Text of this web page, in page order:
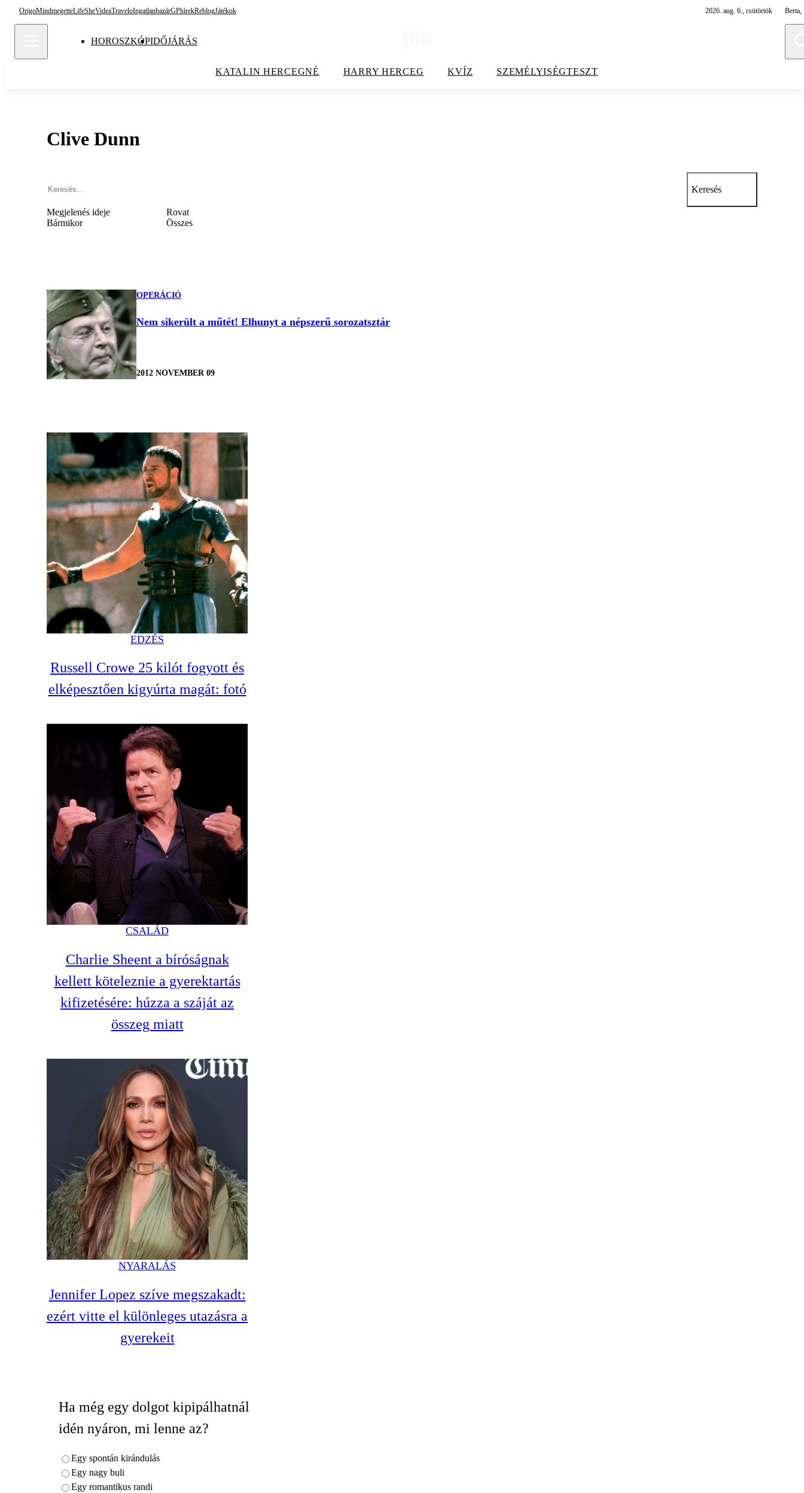
OrigoMindmegetteLifeSheVideaTraveloIngatlanbazárGPhírekReblogJátékok 2026. aug. 6., csütörtök Berta,
HOROSZKÓPIDŐJÁRÁS
KATALIN HERCEGNÉ HARRY HERCEG KVÍZ SZEMÉLYISÉGTESZT
Clive Dunn
Keresés
Megjelenés ideje
Bármikor
Rovat
Összes
OPERÁCIÓ
Nem sikerült a műtét! Elhunyt a népszerű sorozatsztár
2012 NOVEMBER 09
EDZÉS
Russell Crowe 25 kilót fogyott és
elképesztően kigyúrta magát: fotó
CSALÁD
Charlie Sheent a bíróságnak
kellett köteleznie a gyerektartás
kifizetésére: húzza a száját az
összeg miatt
NYARALÁS
Jennifer Lopez szíve megszakadt:
ezért vitte el különleges utazásra a
gyerekeit
Ha még egy dolgot kipipálhatnál
idén nyáron, mi lenne az?
Egy spontán kirándulás
Egy nagy buli
Egy romantikus randi